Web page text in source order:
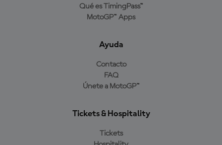
Qué es TimingPass™
MotoGP™ Apps
Ayuda
Contacto
FAQ
Únete a MotoGP™
Tickets & Hospitality
Tickets